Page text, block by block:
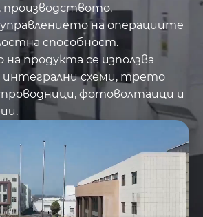
от танталов карбид
(TaC). , насипен SiC, SiC
материали с висока
чистота. Основните
продукти са графитен
SiC, пръстени за
предварително
нагряване, отклоняващ
пръстен с покритие
производството,
на операциите
способност.
продукта се използва
интегрални схеми, трето
фотоволтаици и